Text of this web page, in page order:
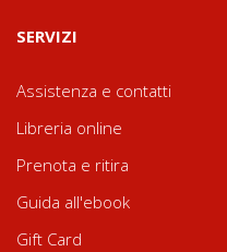
SERVIZI
Assistenza e contatti
Libreria online
Prenota e ritira
Guida all'ebook
Gift Card